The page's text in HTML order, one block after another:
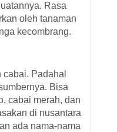
Rasa
oleh tanaman
kecombrang.
Padahal
Bisa
cabai merah, dan
di nusantara
ada nama-nama